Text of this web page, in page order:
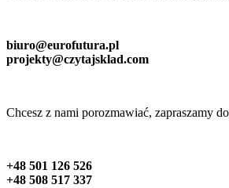
biuro@eurofutura.pl
projekty@czytajsklad.com
Chcesz z nami porozmawiać, zapraszamy
+48 501 126 526
+48 508 517 337